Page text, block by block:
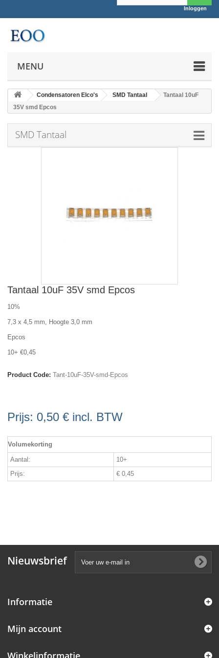
Inloggen
MENU
Condensatoren Elco's SMD Tantaal
Tantaal 10uF
35V smd Epcos
SMD Tantaal
Tantaal 10uF 35V smd Epcos
10%
7,3 x 4,5 mm, Hoogte 3,0 mm
Epcos
10+ €0,45
Product Code: Tant-10uF-35V-smd-Epcos
Prijs: 0,50 € incl. BTW
Volumekorting
Aantal:
10+
Prijs:
€ 0,45
Nieuwsbrief
Informatie
Mijn account
Winkelinformatie